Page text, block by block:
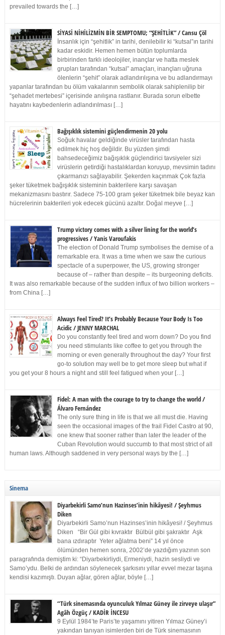
prevailed towards the […]
SİYASİ NİHİLİZMİN BİR SEMPTOMU; “ŞEHİTLİK” / Cansu Çöl
İnsanlık için “şehitlik” in tarihi, denilebilir ki “kutsal”ın tarihi
kadar eskidir. Hemen hemen bütün toplumlarda
birbirinden farklı ideolojiler, inançlar ve hatta meslek
grupları tarafından “kutsal” amaçları, inançları uğruna
ölenlerin “şehit” olarak adlandırılışına ve bu adlandırmayı
yapanlar tarafından bu ölüm vakalarının sembolik olarak sahiplenilip bir
“şehadet mertebesi” içerisinde anılışına rastlanır. Burada sorun elbette
hayatını kaybedenlerin adlandırılması […]
Bağışıklık sistemini güçlendirmenin 20 yolu
Soğuk havalar geldiğinde virüsler tarafından hasta
edilmek hiç hoş değildir. Bu yüzden şimdi
bahsedeceğimiz bağışıklık güçlendirici tavsiyeler sizi
virüslerin getirdiği hastalıklardan koruyup, mevsimin tadını
çıkarmanızı sağlayabilir. Şekerden kaçınmak Çok fazla
şeker tüketmek bağışıklık sisteminin bakterilere karşı savaşan
mekanizmasını bastırır. Sadece 75-100 gram şeker tüketmek bile beyaz kan
hücrelerinin bakterileri yok edecek gücünü azaltır. Doğal meyve […]
Trump victory comes with a silver lining for the world’s
progressives / Yanis Varoufakis
The election of Donald Trump symbolises the demise of a
remarkable era. It was a time when we saw the curious
spectacle of a superpower, the US, growing stronger
because of – rather than despite – its burgeoning deficits.
It was also remarkable because of the sudden influx of two billion workers –
from China […]
Always Feel Tired? It’s Probably Because Your Body Is Too
Acidic / JENNY MARCHAL
Do you constantly feel tired and worn down? Do you find
you need stimulants like coffee to get you through the
morning or even generally throughout the day? Your first
go-to solution may well be to get more sleep but what if
you get your 8 hours a night and still feel fatigued when your […]
Fidel: A man with the courage to try to change the world /
Álvaro Fernández
The only sure thing in life is that we all must die. Having
seen the occasional images of the frail Fidel Castro at 90,
one knew that sooner rather than later the leader of the
Cuban Revolution would succumb to that most strict of all
human laws. Although saddened in very personal ways by the […]
Sinema
Diyarbekirli Samo’nun Hazinses’inin hikâyesi! / Şeyhmus
Diken
Diyarbekirli Samo’nun Hazinses’inin hikâyesi! / Şeyhmus
Diken “Bir Gül gibi kıvraktır Bülbül gibi şakraktır Aşk
bana ızdıraptır Yeter ağlatma beni” 14 yıl önce
ölümünden hemen sonra, 2002’de yazdığım yazının son
paragrafında demiştim ki: “Diyarbekirliydi, Ermeniydi, hazin sesliydi ve
Samo’ydu. Belki de ardından söylenecek şarkısını yıllar evvel mezar taşına
kendisi kazımıştı. Duyan ağlar, gören ağlar, böyle […]
“Türk sinemasında oyunculuk Yılmaz Güney ile zirveye ulaşır”
Agâh Özgüç / KADİR İNCESU
9 Eylül 1984’te Paris’te yaşamını yitiren Yılmaz Güney’i
yakından tanıyan isimlerden biri de Türk sinemasının